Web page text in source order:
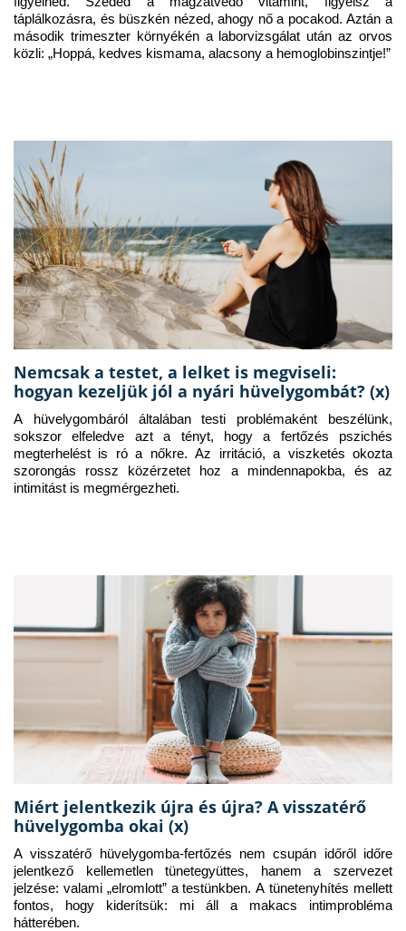
táplálkozásra, és büszkén nézed, ahogy nő a pocakod. Aztán a
második trimeszter környékén a laborvizsgálat után az orvos
közli: „Hoppá, kedves kismama, alacsony a hemoglobinszintje!”
Nemcsak a testet, a lelket is megviseli:
hogyan kezeljük jól a nyári hüvelygombát? (x)
A hüvelygombáról általában testi problémaként beszélünk,
sokszor elfeledve azt a tényt, hogy a fertőzés pszichés
megterhelést is ró a nőkre. Az irritáció, a viszketés okozta
szorongás rossz közérzetet hoz a mindennapokba, és az
intimitást is megmérgezheti.
Miért jelentkezik újra és újra? A visszatérő
hüvelygomba okai (x)
A visszatérő hüvelygomba-fertőzés nem csupán időről időre
jelentkező kellemetlen tünetegyüttes, hanem a szervezet
jelzése: valami „elromlott” a testünkben. A tünetenyhítés mellett
fontos, hogy kiderítsük: mi áll a makacs intimprobléma
hátterében.